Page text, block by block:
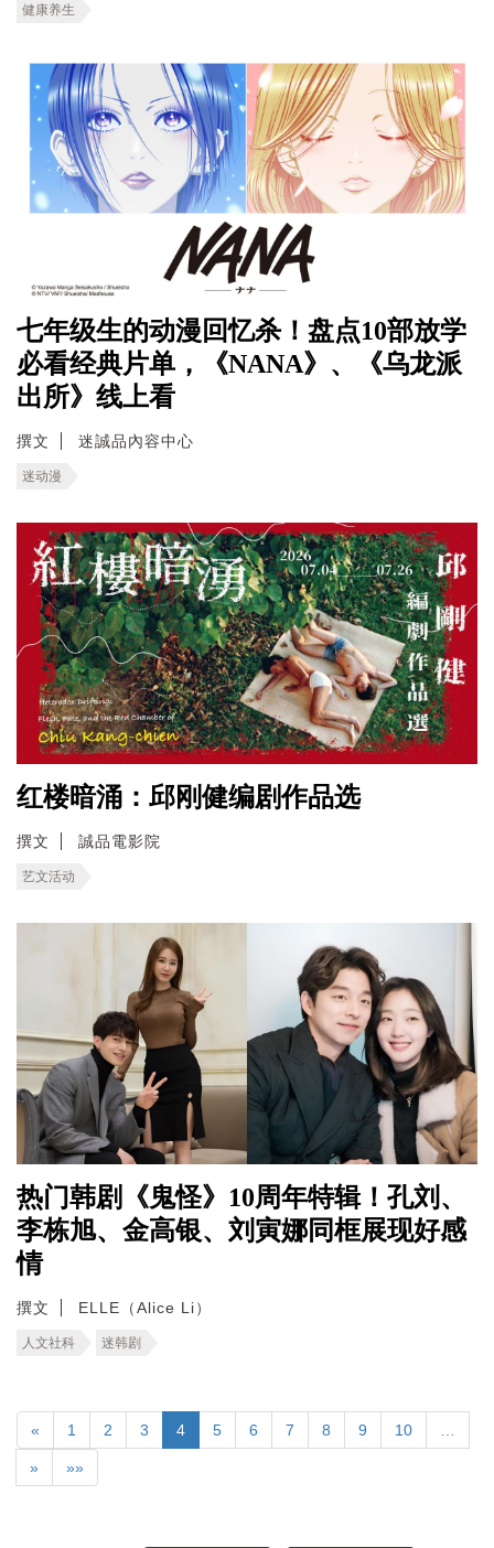
健康养生
七年级生的动漫回忆杀！盘点10部放学
必看经典片单，《NANA》、《乌龙派
出所》线上看
撰文 迷誠品內容中心
迷动漫
红楼暗涌：邱刚健编剧作品选
撰文 誠品電影院
艺文活动
热门韩剧《鬼怪》10周年特辑！孔刘、
李栋旭、金高银、刘寅娜同框展现好感
情
撰文 ELLE（Alice Li）
人文社科 迷韩剧
« 1 2 3 4 5 6 7 8 9 10
» »»